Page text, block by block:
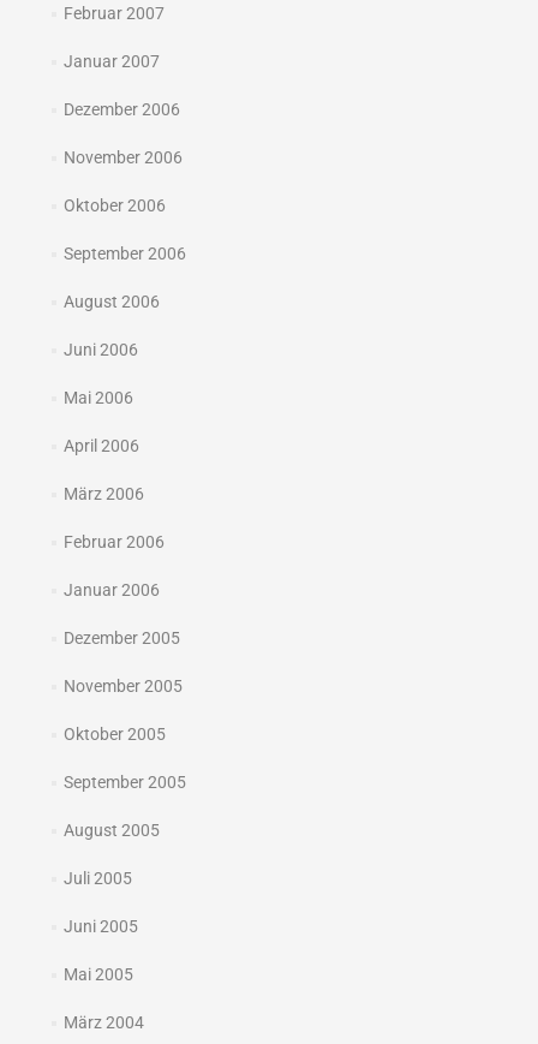
Februar 2007
Januar 2007
Dezember 2006
November 2006
Oktober 2006
September 2006
August 2006
Juni 2006
Mai 2006
April 2006
März 2006
Februar 2006
Januar 2006
Dezember 2005
November 2005
Oktober 2005
September 2005
August 2005
Juli 2005
Juni 2005
Mai 2005
März 2004